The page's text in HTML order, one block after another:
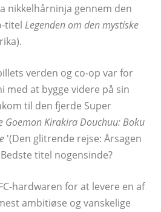
nikkelhårninja gennem den
titel Legenden om den mystiske
verden og co-op var for
med at bygge videre på sin
til den fjerde Super
Goemon Kirakira Douchuu: Boku
'(Den glitrende rejse: Årsagen
titel nogensinde?
hardwaren for at levere en af
ambitiøse og vanskelige